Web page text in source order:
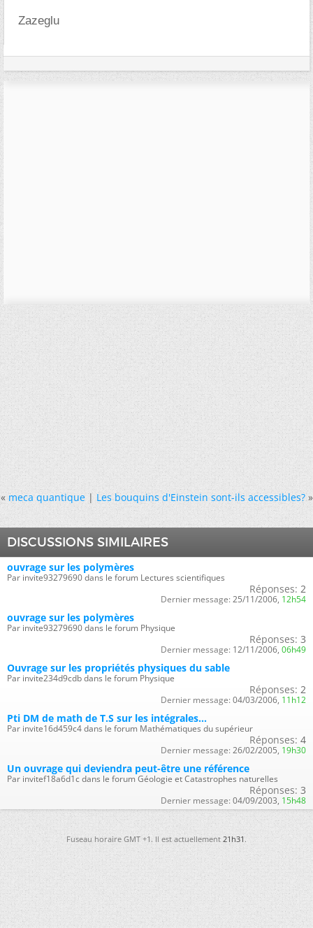
Zazeglu
« meca quantique|Les bouquins d'Einstein sont-ils accessibles? »
DISCUSSIONS SIMILAIRES
ouvrage sur les polymères
Par invite93279690 dans le forum Lectures scientifiques
Réponses: 2
Dernier message: 25/11/2006, 12h54
ouvrage sur les polymères
Par invite93279690 dans le forum Physique
Réponses: 3
Dernier message: 12/11/2006, 06h49
Ouvrage sur les propriétés physiques du sable
Par invite234d9cdb dans le forum Physique
Réponses: 2
Dernier message: 04/03/2006, 11h12
Pti DM de math de T.S sur les intégrales...
Par invite16d459c4 dans le forum Mathématiques du supérieur
Réponses: 4
Dernier message: 26/02/2005, 19h30
Un ouvrage qui deviendra peut-être une référence
Par invitef18a6d1c dans le forum Géologie et Catastrophes naturelles
Réponses: 3
Dernier message: 04/09/2003, 15h48
Fuseau horaire GMT +1. Il est actuellement 21h31.